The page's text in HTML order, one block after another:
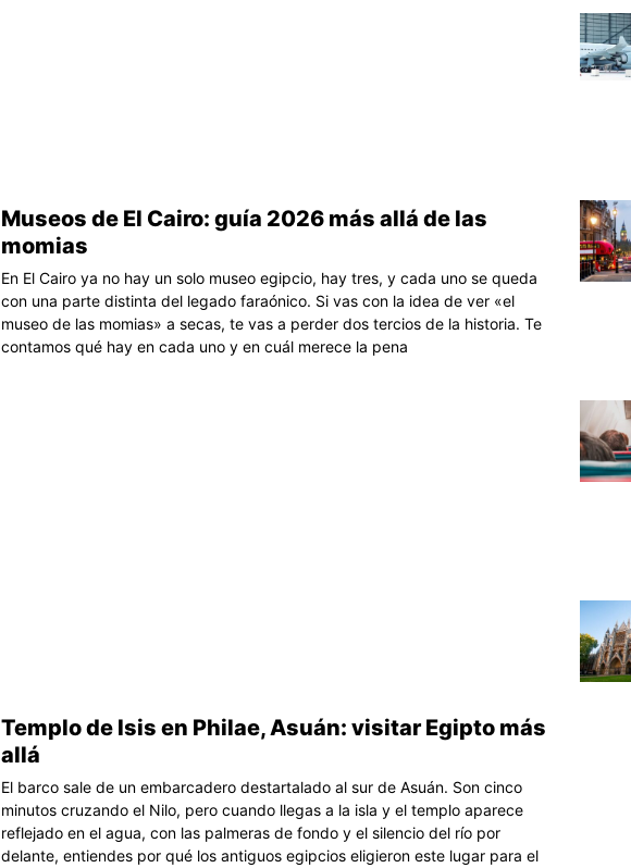
Museos de El Cairo: guía 2026 más allá de las
momias
En El Cairo ya no hay un solo museo egipcio, hay tres, y cada uno se queda
con una parte distinta del legado faraónico. Si vas con la idea de ver «el
museo de las momias» a secas, te vas a perder dos tercios de la historia. Te
contamos qué hay en cada uno y en cuál merece la pena
Templo de Isis en Philae, Asuán: visitar Egipto más
allá
El barco sale de un embarcadero destartalado al sur de Asuán. Son cinco
minutos cruzando el Nilo, pero cuando llegas a la isla y el templo aparece
reflejado en el agua, con las palmeras de fondo y el silencio del río por
delante, entiendes por qué los antiguos egipcios eligieron este lugar para el